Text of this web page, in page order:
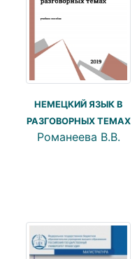
НЕМЕЦКИЙ ЯЗЫК В
РАЗГОВОРНЫХ ТЕМАХ
Романеева В.В.